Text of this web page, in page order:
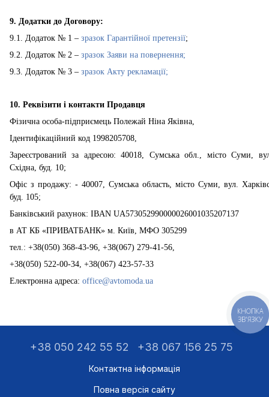
9. Додатки до Договору:
9.1. Додаток № 1 – зразок Гарантійної претензії;
9.2. Додаток № 2 – зразок Заяви на повернення;
9.3. Додаток № 3 – зразок Акту рекламації;
10. Реквізити і контакти Продавця
Фізична особа-підприємець Полежай Ніна Яківна,
Ідентифікаційний код 1998205708,
Зареєстрований за адресою: 40018, Сумська обл., місто Суми,
Східна, буд. 10;
Офіс з продажу: - 40007, Сумська область, місто Суми, вул.
буд. 105;
Банківський рахунок: IBAN UA573052990000026001035207137
в АТ КБ «ПРИВАТБАНК» м. Київ, МФО 305299
тел.: +38(050) 368-43-96, +38(067) 279-41-56,
+38(050) 522-00-34, +38(067) 423-57-33
Електронна адреса: office@avtomoda.ua
+38 050 242 55 52 +38 067 156 25 75
Контактна інформація
Повна версія сайту
КНОПКА
ЗВ'ЯЗКУ